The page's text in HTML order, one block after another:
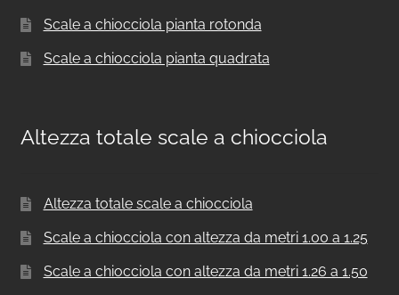
Scale a chiocciola pianta rotonda
Scale a chiocciola pianta quadrata
Altezza totale scale a chiocciola
Altezza totale scale a chiocciola
Scale a chiocciola con altezza da metri 1.00 a 1.25
Scale a chiocciola con altezza da metri 1.26 a 1.50